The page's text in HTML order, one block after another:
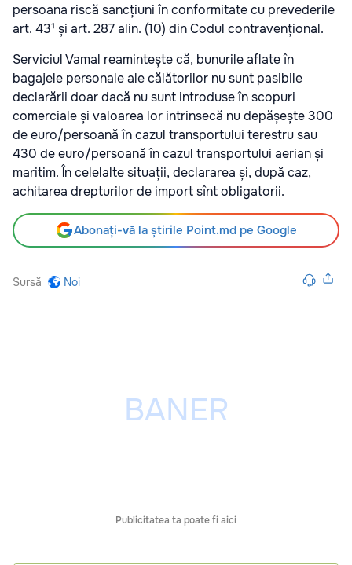
persoana riscă sancțiuni în conformitate cu prevederile
art. 43¹ și art. 287 alin. (10) din Codul contravențional.
Serviciul Vamal reamintește că, bunurile aflate în
bagajele personale ale călătorilor nu sunt pasibile
declarării doar dacă nu sunt introduse în scopuri
comerciale și valoarea lor intrinsecă nu depășește 300
de euro/persoană în cazul transportului terestru sau
430 de euro/persoană în cazul transportului aerian și
maritim. În celelalte situații, declararea și, după caz,
achitarea drepturilor de import sînt obligatorii.
Abonați-vă la știrile Point.md pe Google
Sursă Noi
Publicitatea ta poate fi aici